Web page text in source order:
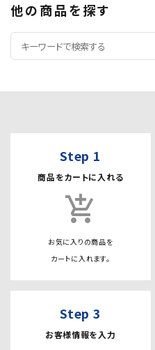
他の商品を探す
Step 1
商品をカートに入れる
add_shopping_cart
お気に入りの商品を
カートに入れます。
Step 3
お客様情報を入力